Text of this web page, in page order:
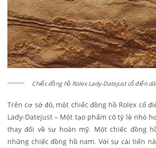
Chiếc đồng hồ Rolex Lady-Datejust cổ điển
Trên cơ sở đó, một chiếc đồng hồ Rolex cổ
Lady-Datejust – Một tạo phẩm có tỷ lệ nhỏ
thay đổi về sự hoàn mỹ. Một chiếc đồng
những chiếc đồng hồ nam. Với sự cải tiến